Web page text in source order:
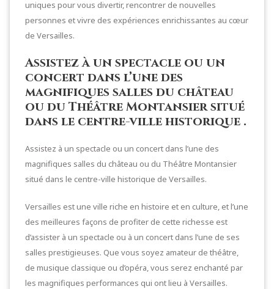
uniques pour vous divertir, rencontrer de nouvelles
personnes et vivre des expériences enrichissantes au cœur
de Versailles.
Assistez à un spectacle ou un
concert dans l’une des
magnifiques salles du château
ou du Théâtre Montansier situé
dans le centre-ville historique .
Assistez à un spectacle ou un concert dans l’une des
magnifiques salles du château ou du Théâtre Montansier
situé dans le centre-ville historique de Versailles.
Versailles est une ville riche en histoire et en culture, et l’une
des meilleures façons de profiter de cette richesse est
d’assister à un spectacle ou à un concert dans l’une de ses
salles prestigieuses. Que vous soyez amateur de théâtre,
de musique classique ou d’opéra, vous serez enchanté par
les magnifiques performances qui ont lieu à Versailles.